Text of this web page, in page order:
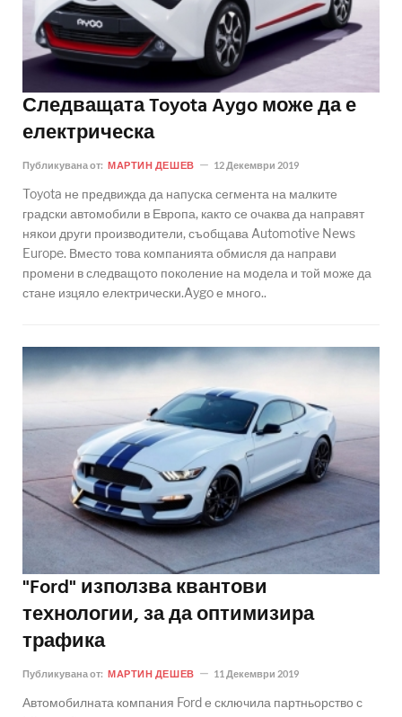
Следващата Toyota Aygo може да е
електрическа
Публикувана от: МАРТИН ДЕШЕВ 12 Декември 2019
Toyota не предвижда да напуска сегмента на малките
градски автомобили в Европа, както се очаква да направят
някои други производители, съобщава Automotive News
Europe. Вместо това компанията обмисля да направи
промени в следващото поколение на модела и той може да
стане изцяло електрически.Aygo е много..
"Ford" използва квантови
технологии, за да оптимизира
трафика
Публикувана от: МАРТИН ДЕШЕВ 11 Декември 2019
Автомобилната компания Ford е сключила партньорство с